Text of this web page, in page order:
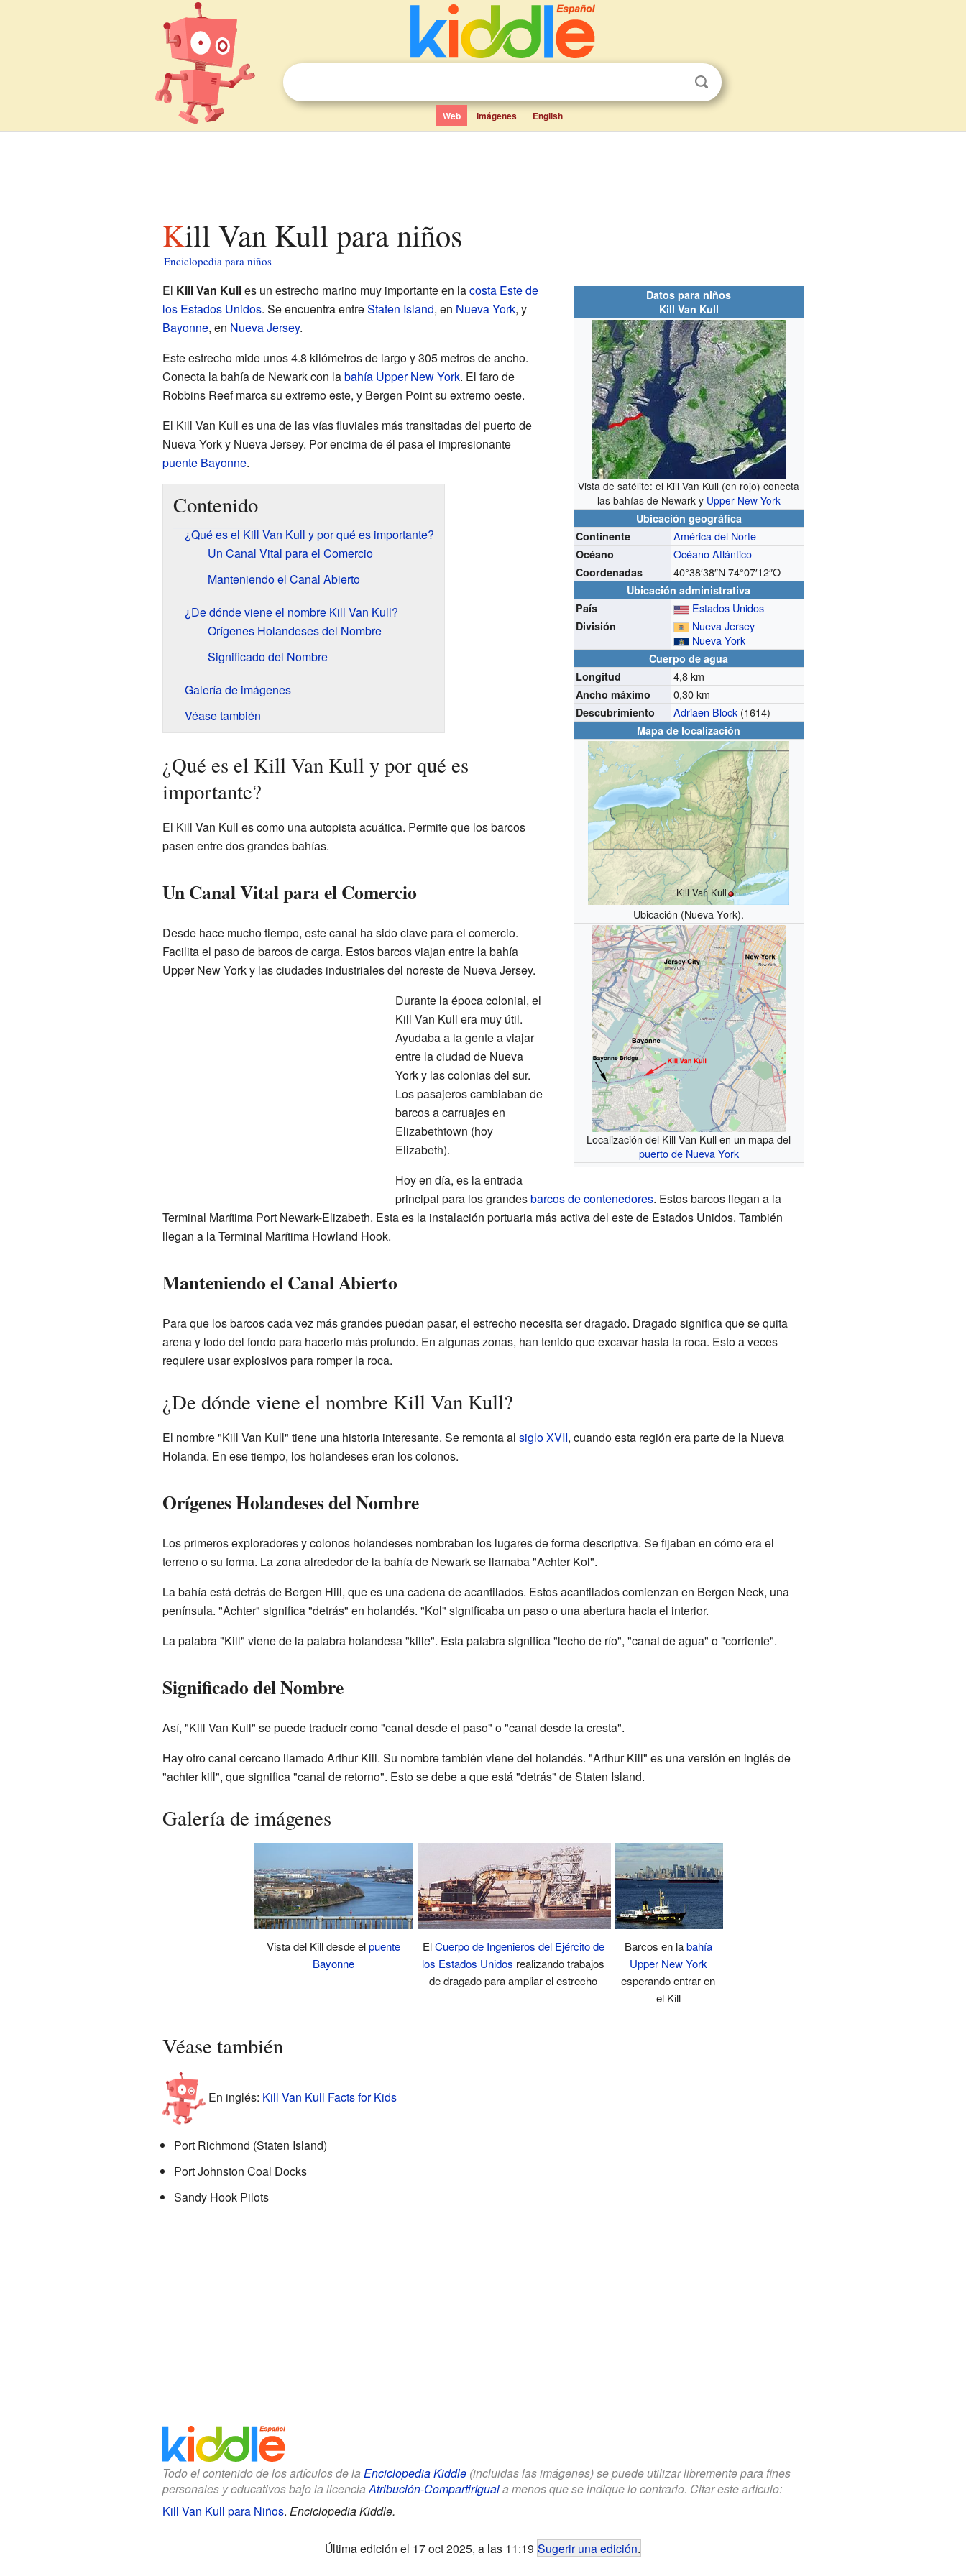
Web Imágenes English
Kill Van Kull para niños
Enciclopedia para niños
Datos para niños
Kill Van Kull
Vista de satélite: el Kill Van Kull (en rojo) conecta
las bahías de Newark y Upper New York
Ubicación geográfica
Continente
América del Norte
Océano Océano Atlántico
Coordenadas 40°38′38″N 74°07′12″O
Ubicación administrativa
País
Estados Unidos
División
Nueva Jersey
Nueva York
Cuerpo de agua
Longitud
4,8 km
Ancho máximo 0,30 km
Descubrimiento Adriaen Block (1614)
Mapa de localización
Kill Van Kull
Ubicación (Nueva York).
Localización del Kill Van Kull en un mapa del
puerto de Nueva York
El Kill Van Kulles un estrecho marino muy importante en lacosta Este de
los Estados Unidos. Se encuentra entreStaten Island, en Nueva York, y
Bayonne, en Nueva Jersey.
Este estrecho mide unos 4.8 kilómetros de largo y 305 metros de ancho.
Conecta la bahía de Newark con labahía Upper New York. El faro de
Robbins Reef marca su extremo este, y Bergen Point su extremo oeste.
El Kill Van Kull es una de las vías fluviales más transitadas del puerto de
Nueva York y Nueva Jersey. Por encima de él pasa el impresionante
puente Bayonne.
Contenido
¿Qué es el Kill Van Kull y por qué es importante?
Un Canal Vital para el Comercio
Manteniendo el Canal Abierto
¿De dónde viene el nombre Kill Van Kull?
Orígenes Holandeses del Nombre
Significado del Nombre
Galería de imágenes
Véase también
¿Qué es el Kill Van Kull y por qué es
importante?
El Kill Van Kull es como una autopista acuática. Permite que los barcos
pasen entre dos grandes bahías.
Un Canal Vital para el Comercio
Desde hace mucho tiempo, este canal ha sido clave para el comercio.
Facilita el paso de barcos de carga. Estos barcos viajan entre la bahía
Upper New York y las ciudades industriales del noreste de Nueva Jersey.
Durante la época colonial, el
Kill Van Kull era muy útil.
Ayudaba a la gente a viajar
entre la ciudad de Nueva
York y las colonias del sur.
Los pasajeros cambiaban de
barcos a carruajes en
Elizabethtown (hoy
Elizabeth).
Hoy en día, es la entrada
principal para los grandesbarcos de contenedores. Estos barcos llegan a la
Terminal Marítima Port Newark-Elizabeth. Esta es la instalación portuaria más activa del este de Estados Unidos. También
llegan a la Terminal Marítima Howland Hook.
Manteniendo el Canal Abierto
Para que los barcos cada vez más grandes puedan pasar, el estrecho necesita ser dragado. Dragado significa que se quita
arena y lodo del fondo para hacerlo más profundo. En algunas zonas, han tenido que excavar hasta la roca. Esto a veces
requiere usar explosivos para romper la roca.
¿De dónde viene el nombre Kill Van Kull?
El nombre "Kill Van Kull" tiene una historia interesante. Se remonta al siglo XVII, cuando esta región era parte de la Nueva
Holanda. En ese tiempo, los holandeses eran los colonos.
Orígenes Holandeses del Nombre
Los primeros exploradores y colonos holandeses nombraban los lugares de forma descriptiva. Se fijaban en cómo era el
terreno o su forma. La zona alrededor de la bahía de Newark se llamaba "Achter Kol".
La bahía está detrás de Bergen Hill, que es una cadena de acantilados. Estos acantilados comienzan en Bergen Neck, una
península. "Achter" significa "detrás" en holandés. "Kol" significaba un paso o una abertura hacia el interior.
La palabra "Kill" viene de la palabra holandesa "kille". Esta palabra significa "lecho de río", "canal de agua" o "corriente".
Significado del Nombre
Así, "Kill Van Kull" se puede traducir como "canal desde el paso" o "canal desde la cresta".
Hay otro canal cercano llamado Arthur Kill. Su nombre también viene del holandés. "Arthur Kill" es una versión en inglés de
"achter kill", que significa "canal de retorno". Esto se debe a que está "detrás" de Staten Island.
Galería de imágenes
Vista del Kill desde elpuente
Bayonne
ElCuerpo de Ingenieros del Ejército de
los Estados Unidos realizando trabajos
de dragado para ampliar el estrecho
Barcos en labahía
Upper New York
esperando entrar en
el Kill
Véase también
En inglés: Kill Van Kull Facts for Kids
Port Richmond (Staten Island)
Port Johnston Coal Docks
Sandy Hook Pilots
Todo el contenido de los artículos de la Enciclopedia Kiddle(incluidas las imágenes) se puede utilizar libremente para fines
personales y educativos bajo la licencia Atribución-CompartirIguala menos que se indique lo contrario. Citar este artículo:
Kill Van Kull para Niños. Enciclopedia Kiddle.
Última edición el 17 oct 2025, a las 11:19 Sugerir una edición.